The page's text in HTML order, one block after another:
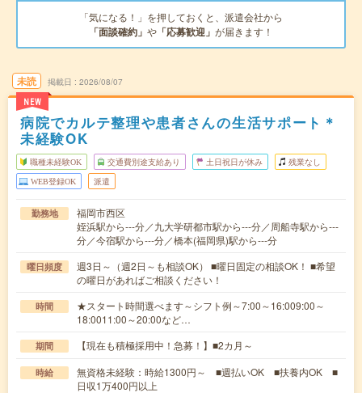
「気になる！」を押しておくと、派遣会社から
「面談確約」 や 「応募歓迎」 が届きます！
未読
NEW
掲載日 2026/08/07
病院でカルテ整理や患者さんの生活サポート＊
未経験OK
職種未経験OK 交通費別途支給あり 土日祝日が休み 残業なし
WEB登録OK 派遣
勤務地
福岡市西区
姪浜駅から---分／九大学研都市駅から---分／周船寺駅から---
分／今宿駅から---分／橋本(福岡県)駅から---分
曜日頻度
週3日～（週2日～も相談OK） ■曜日固定の相談OK！ ■希望
の曜日があればご相談ください！
時間
★スタート時間選べます～シフト例～7:00～16:009:00～
18:0011:00～20:00など…
期間 【現在も積極採用中！急募！】■2カ月～
時給
無資格未経験：時給1300円～ ■週払いOK ■扶養内OK ■
日収1万400円以上